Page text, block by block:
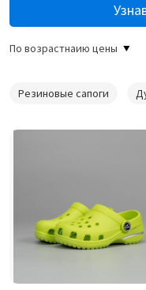
По возрастнаию цены
Резиновые сапоги